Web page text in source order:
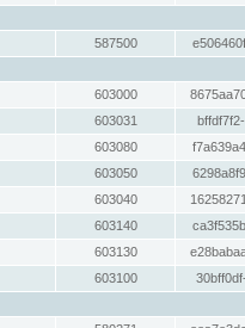
587500
603000
603031
603080
603050
603040
603140
603130
603100